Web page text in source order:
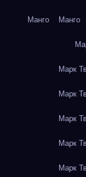
Манго Манго
Марк
Марк
Марк
Марк
Марк